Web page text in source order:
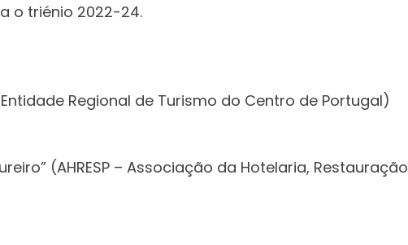
o triénio 2022-24.
Regional de Turismo do Centro de Portugal)
(AHRESP – Associação da Hotelaria, Restauração